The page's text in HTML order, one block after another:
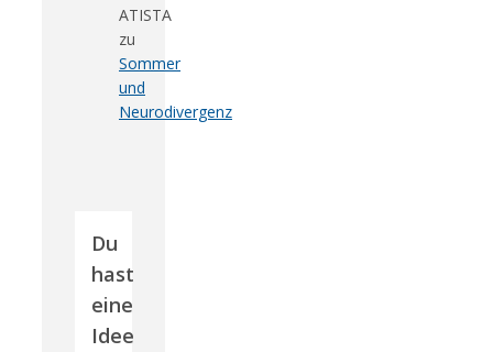
ATISTA
zu
Sommer
und
Neurodivergenz
Du
hast
eine
Idee